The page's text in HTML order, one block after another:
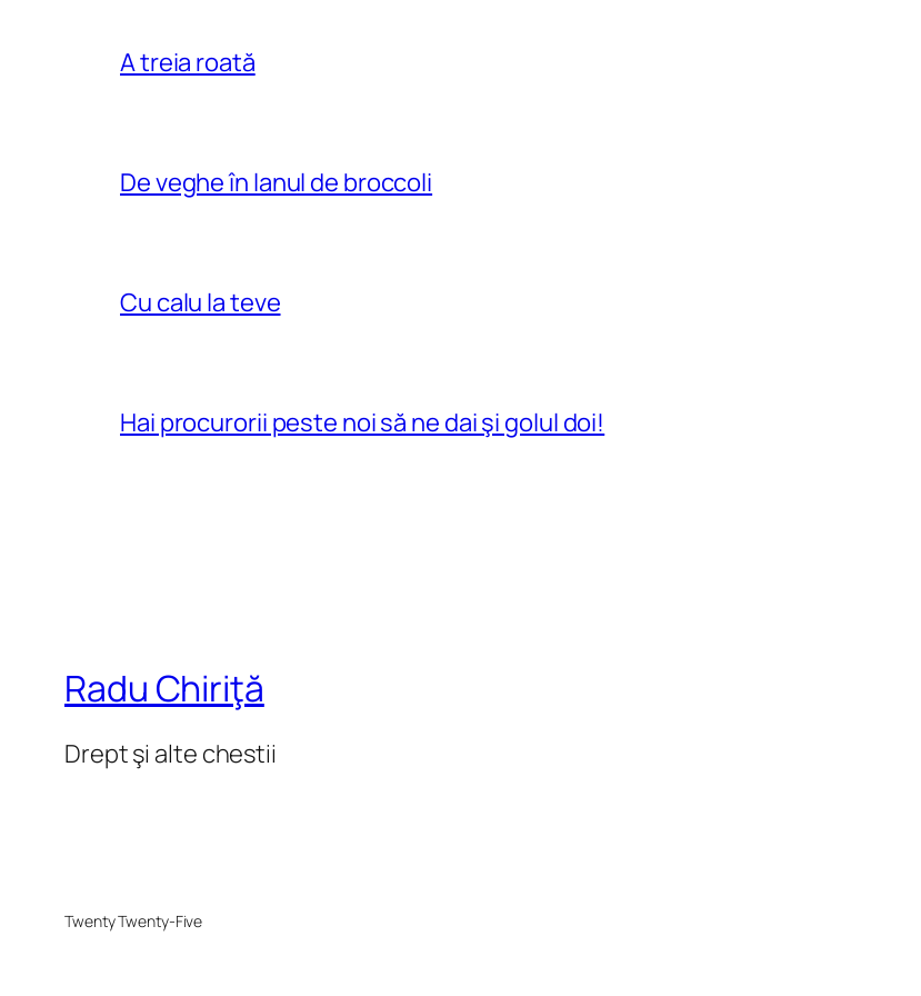
A treia roată
De veghe în lanul de broccoli
Cu calu la teve
Hai procurorii peste noi să ne dai şi golul doi!
Radu Chiriţă
Drept şi alte chestii
Twenty Twenty-Five